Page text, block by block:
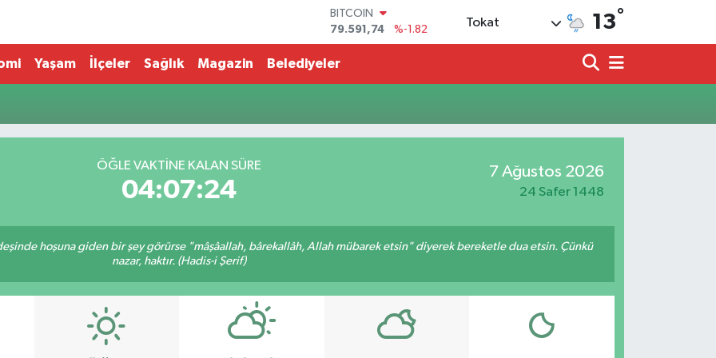
BITCOIN
79.591,74
%-1.82
DOLAR
45,43620
61,60380
%0.18
Tokat 13°
Yaşam İlçeler Sağlık Magazin Belediyeler
ÖĞLE VAKTİNE KALAN SÜRE
04:07:24
7 Ağustos 2026
24 Safer 1448
hoşuna giden bir şey görürse "mâşâallah, bârekallâh, Allah mübarek etsin" diyerek bereketle dua etsin. Çünkü
nazar, haktır. (Hadis-i Şerif)